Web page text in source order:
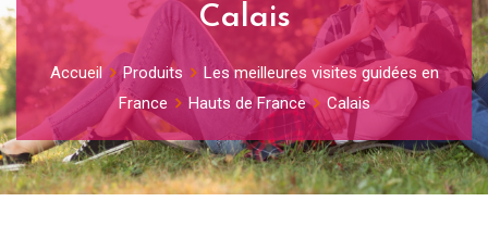
Calais
Accueil Produits
Les meilleures visites guidées en
France
Hauts de France Calais